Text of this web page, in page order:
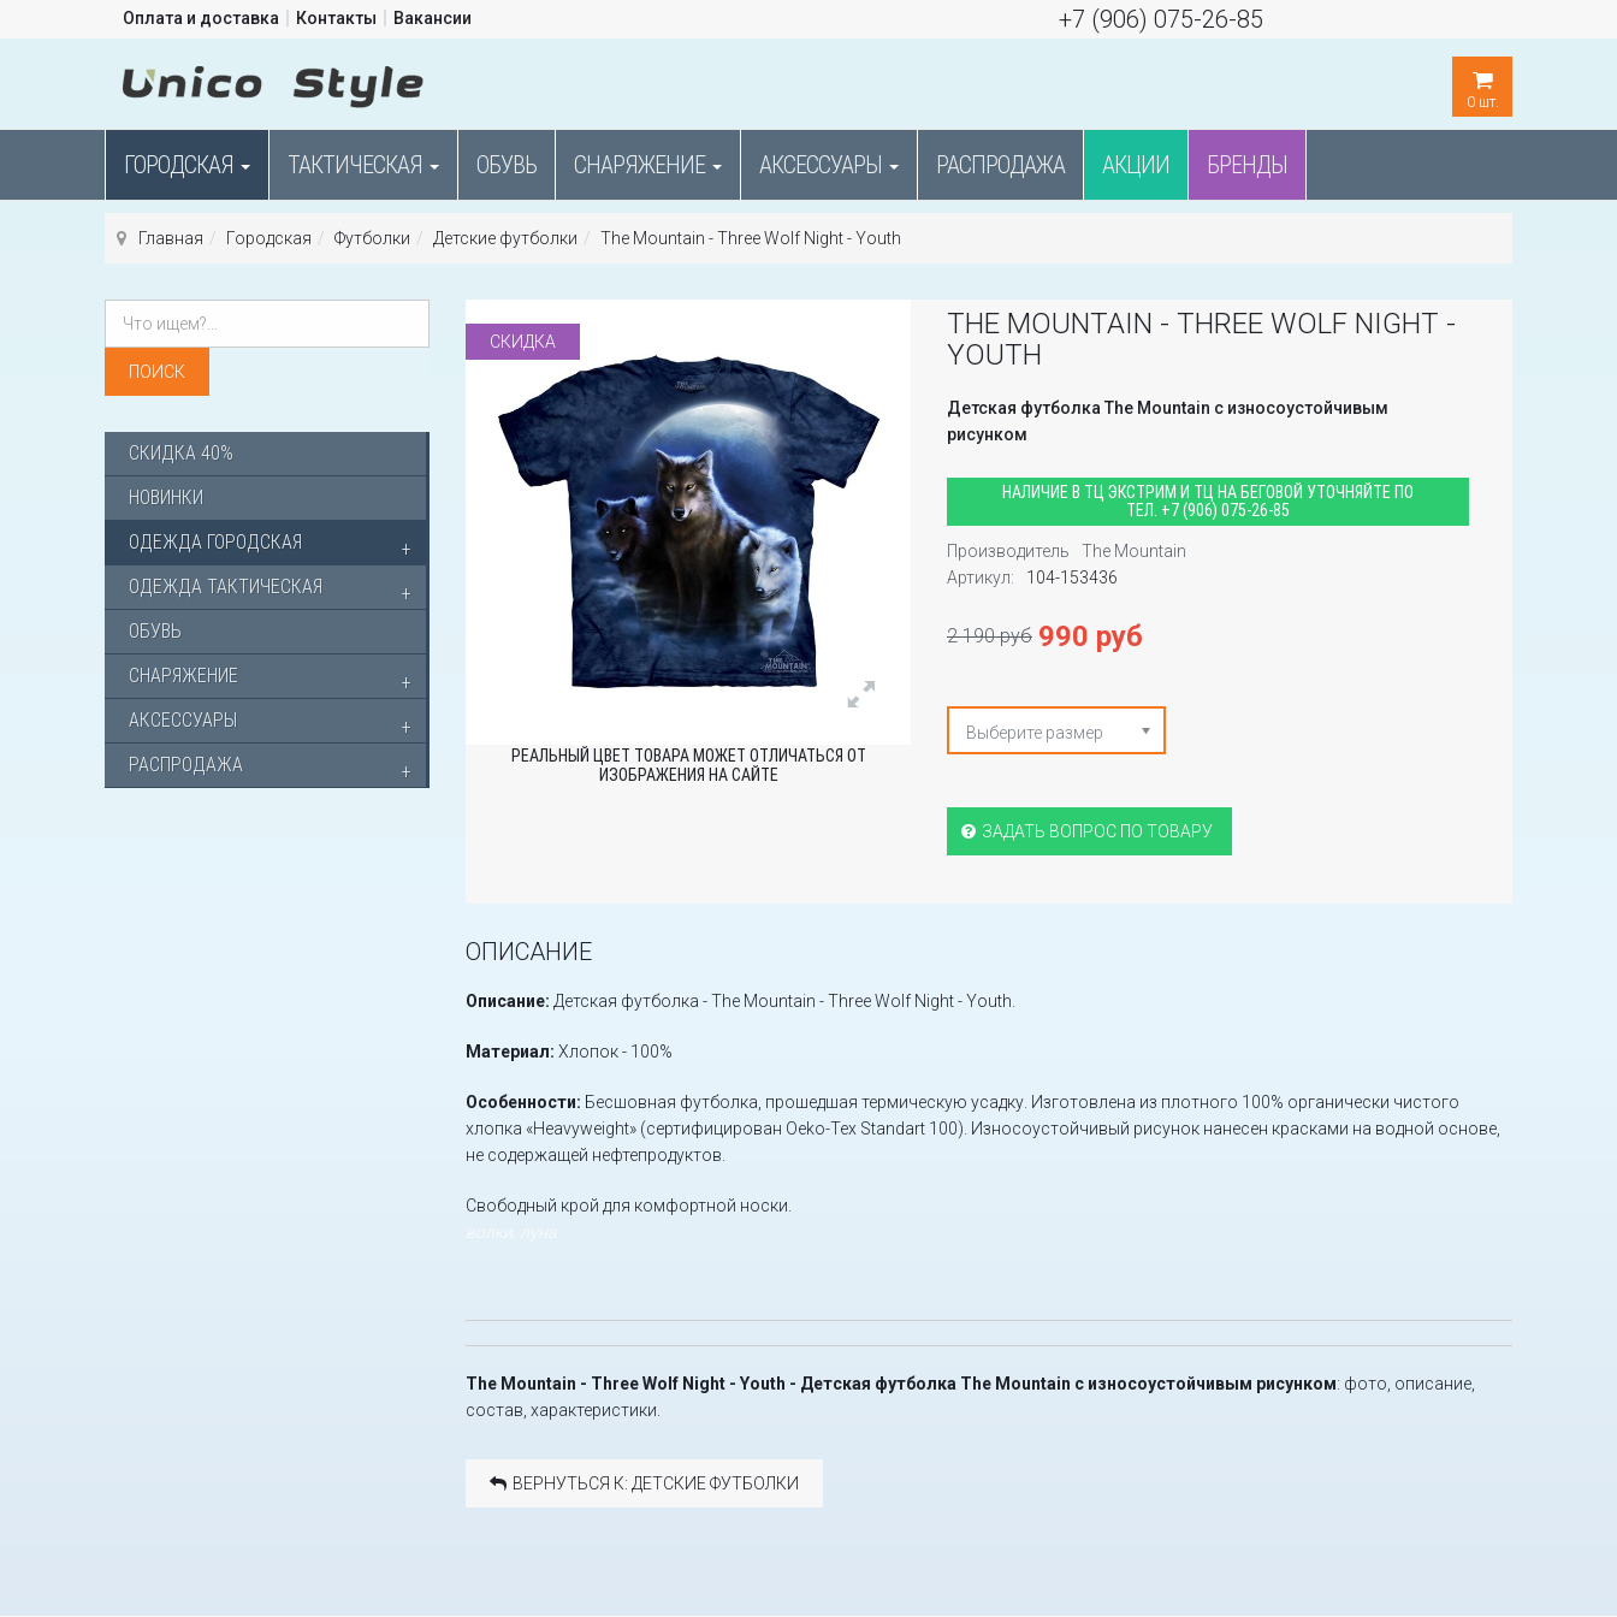
Оплата и доставка Контакты Вакансии +7 (906) 075-26-85
0шт.
ГОРОДСКАЯ ТАКТИЧЕСКАЯ ОБУВЬ СНАРЯЖЕНИЕ АКСЕССУАРЫ РАСПРОДАЖА АКЦИИ БРЕНДЫ
Главная Городская Футболки Детские футболки The Mountain - Three Wolf Night - Youth
СКИДКА
РЕАЛЬНЫЙ ЦВЕТ ТОВАРА МОЖЕТ ОТЛИЧАТЬСЯ ОТ
ИЗОБРАЖЕНИЯ НА САЙТЕ
THE MOUNTAIN - THREE WOLF NIGHT -
YOUTH
Детская футболка The Mountain с износоустойчивым
рисунком
НАЛИЧИЕ В ТЦ ЭКСТРИМ И ТЦ НА БЕГОВОЙ УТОЧНЯЙТЕ ПО
ТЕЛ. +7 (906) 075-26-85
Производитель
The Mountain
Артикул:
104-153436
2 190 руб 990 руб
Выберите размер
ЗАДАТЬ ВОПРОС ПО ТОВАРУ
ОПИСАНИЕ
Описание: Детская футболка - The Mountain - Three Wolf Night - Youth.
Материал: Хлопок - 100%
Особенности: Бесшовная футболка, прошедшая термическую усадку. Изготовлена из плотного 100% органически чистого
хлопка «Heavyweight» (сертифицирован Oeko-Tex Standart 100). Износоустойчивый рисунок нанесен красками на водной основе,
не содержащей нефтепродуктов.
Свободный крой для комфортной носки.
волки, луна
The Mountain - Three Wolf Night - Youth - Детская футболка The Mountain с износоустойчивым рисунком: фото, описание,
состав, характеристики.
ВЕРНУТЬСЯ К: ДЕТСКИЕ ФУТБОЛКИ
СКИДКА 40%
НОВИНКИ
ОДЕЖДА ГОРОДСКАЯ
ОДЕЖДА ТАКТИЧЕСКАЯ
ОБУВЬ
СНАРЯЖЕНИЕ
АКСЕССУАРЫ
РАСПРОДАЖА